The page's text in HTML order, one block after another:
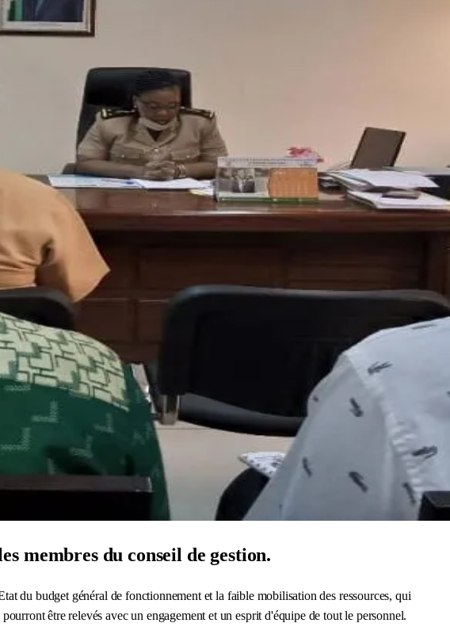
membres du conseil de gestion.
du budget général de fonctionnement et la faible mobilisation des ressources, qui
être relevés avec un engagement et un esprit d'équipe de tout le personnel.